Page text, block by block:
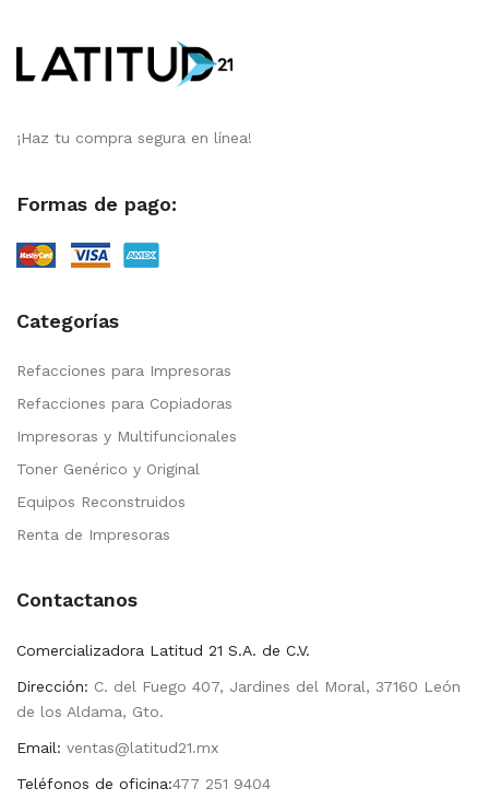
¡Haz tu compra segura en línea!
Formas de pago:
Categorías
Refacciones para Impresoras
Refacciones para Copiadoras
Impresoras y Multifuncionales
Toner Genérico y Original
Equipos Reconstruidos
Renta de Impresoras
Contactanos
Comercializadora Latitud 21 S.A. de C.V.
Dirección: C. del Fuego 407, Jardines del Moral, 37160 León
de los Aldama, Gto.
Email: ventas@latitud21.mx
Teléfonos de oficina:477 251 9404